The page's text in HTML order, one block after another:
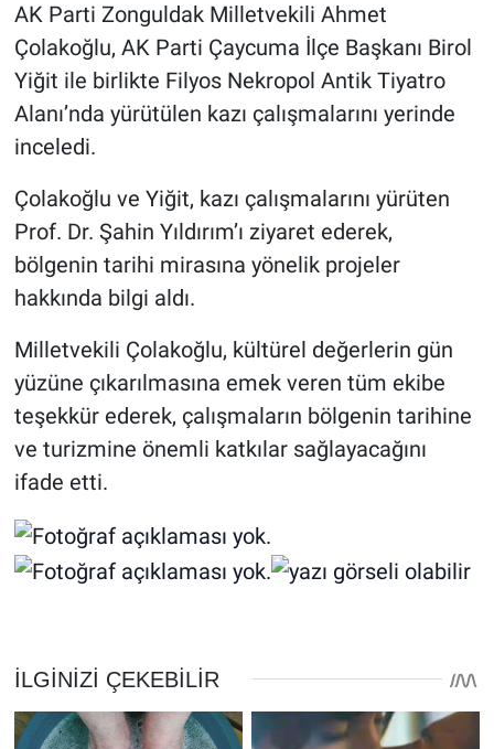
AK Parti Zonguldak Milletvekili Ahmet
Çolakoğlu, AK Parti Çaycuma İlçe Başkanı Birol
Yiğit ile birlikte Filyos Nekropol Antik Tiyatro
Alanı’nda yürütülen kazı çalışmalarını yerinde
inceledi.
Çolakoğlu ve Yiğit, kazı çalışmalarını yürüten
Prof. Dr. Şahin Yıldırım’ı ziyaret ederek,
bölgenin tarihi mirasına yönelik projeler
hakkında bilgi aldı.
Milletvekili Çolakoğlu, kültürel değerlerin gün
yüzüne çıkarılmasına emek veren tüm ekibe
teşekkür ederek, çalışmaların bölgenin tarihine
ve turizmine önemli katkılar sağlayacağını
ifade etti.